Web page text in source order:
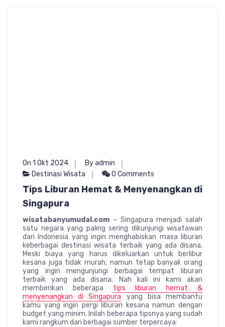
On 1 Okt 2024
By admin
Destinasi Wisata
0 Comments
Tips Liburan Hemat & Menyenangkan di
Singapura
wisatabanyumudal.com – Singapura menjadi salah
satu negara yang paling sering dikunjungi wisatawan
dari Indonesia yang ingin menghabiskan masa liburan
keberbagai destinasi wisata terbaik yang ada disana.
Meski biaya yang harus dikeluarkan untuk berlibur
kesana juga tidak murah, namun tetap banyak orang
yang ingin mengunjungi berbagai tempat liburan
terbaik yang ada disana. Nah kali ini kami akan
memberikan beberapa tips liburan hemat &
menyenangkan di Singapura yang bisa membantu
kamu yang ingin pergi liburan kesana namun dengan
budget yang minim. Inilah beberapa tipsnya yang sudah
kami rangkum dari berbagai sumber terpercaya: